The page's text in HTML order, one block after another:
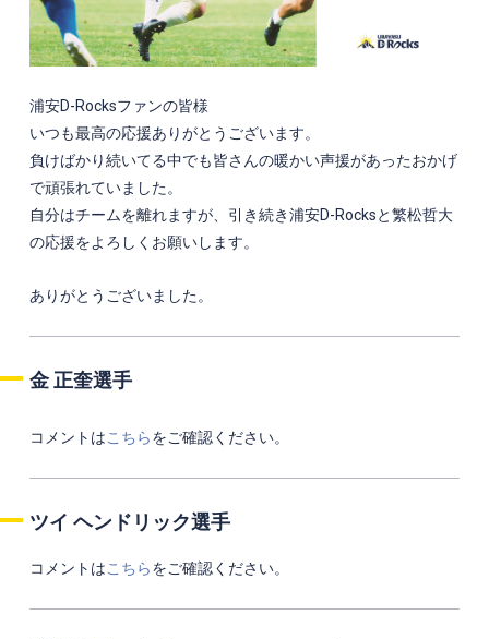
浦安D-Rocksファンの皆様
いつも最高の応援ありがとうございます。
負けばかり続いてる中でも皆さんの暖かい声援があったおかげ
で頑張れていました。
自分はチームを離れますが、引き続き浦安D-Rocksと繁松哲大
の応援をよろしくお願いします。
ありがとうございました。
金 正奎選手
コメントはこちらをご確認ください。
ツイ ヘンドリック選手
コメントはこちらをご確認ください。